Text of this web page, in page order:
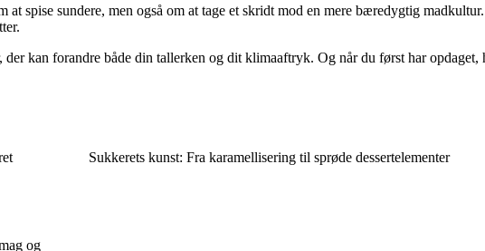
spise sundere, men også om at tage et skridt mod en mere bæredygtig
kan forandre både din tallerken og dit klimaaftryk. Og når du først har
og
Sukkerets kunst: Fra karamellisering til sprøde dessertelementer